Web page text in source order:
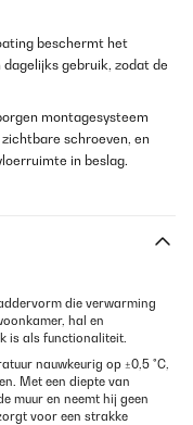
beschermt het
gebruik, zodat de
montagesysteem
schroeven, en
in beslag.
die verwarming
hal en
is als functionaliteit.
nauwkeurig op ±0,5 °C,
Met een diepte van
muur en neemt hij geen
voor een strakke